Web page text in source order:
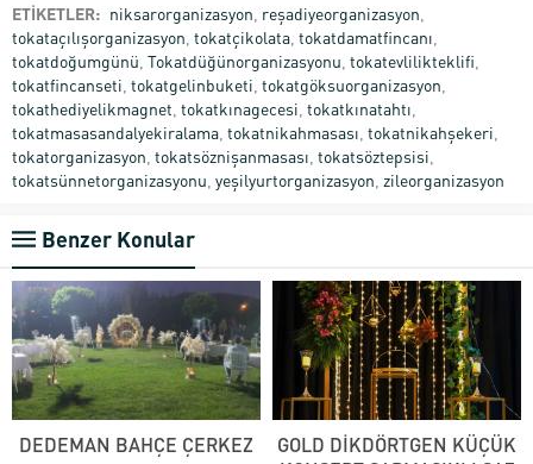
ETİKETLER: niksarorganizasyon reşadiyeorganizasyon
tokataçılışorganizasyon tokatçikolata tokatdamatfincanı
tokatdoğumgünü Tokatdüğünorganizasyonu tokatevlilikteklifi
tokatfincanseti tokatgelinbuketi tokatgöksuorganizasyon
tokathediyelikmagnet tokatkınagecesi tokatkınatahtı
tokatmasasandalyekiralama tokatnikahmasası tokatnikahşekeri
tokatorganizasyon tokatsöznişanmasası tokatsöztepsisi
tokatsünnetorganizasyonu yeşilyurtorganizasyon zileorganizasyon
Benzer Konular
DEDEMAN BAHÇE ÇERKEZ
GOLD DİKDÖRTGEN KÜÇÜK